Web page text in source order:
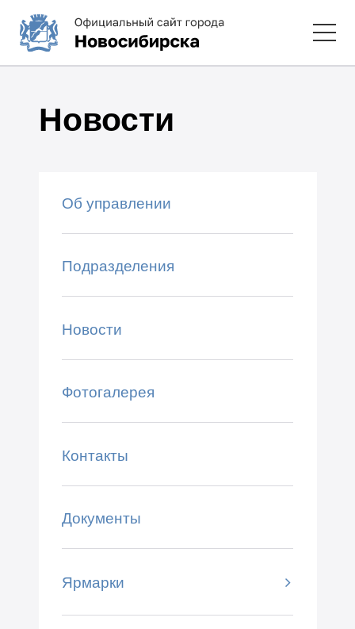
Новости
Об управлении
Подразделения
Новости
Фотогалерея
Контакты
Документы
Ярмарки